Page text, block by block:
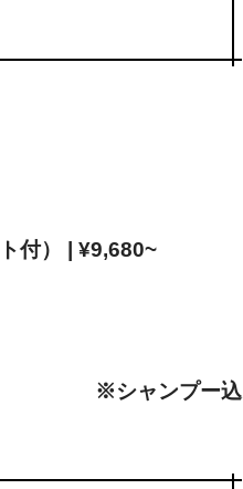
付） | ¥9,680~
※シャンプー込